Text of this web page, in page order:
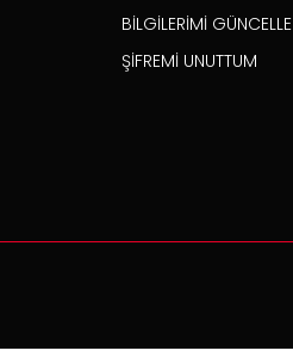
BİLGİLERİMİ GÜNCELLE
ŞİFREMİ UNUTTUM